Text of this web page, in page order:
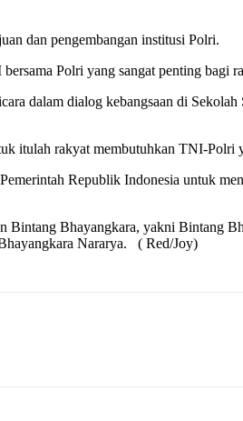
dan pengembangan institusi Polri.
Polri yang sangat penting bagi
dalam dialog kebangsaan di
itulah rakyat membutuhkan TNI-Polri
Republik Indonesia untuk
Bhayangkara, yakni Bintang
Nararya. ( Red/Joy)